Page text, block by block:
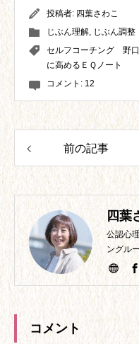
投稿者: 四葉さわこ
じぶん理解, じぶん調整
セルフコーチング 野
に高めるＥＱノート
コメント: 12
前の記事
四葉
公認心
ングル
コメント